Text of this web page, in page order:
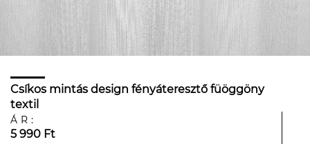
Csíkos mintás design fényáteresztő füöggöny
textil
ÁR:
5 990 Ft